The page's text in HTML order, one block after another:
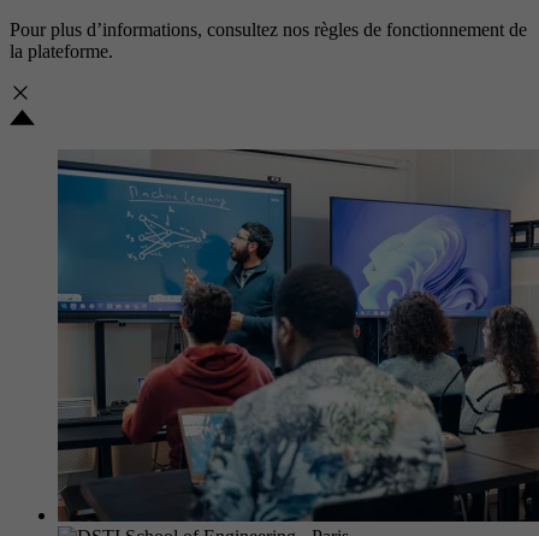
Pour plus d’informations, consultez nos règles de fonctionnement de
la plateforme.